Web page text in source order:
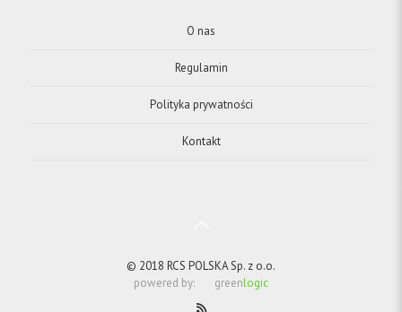
O nas
Regulamin
Polityka prywatności
Kontakt
© 2018 RCS POLSKA Sp. z o.o.
powered by:
greenlogic